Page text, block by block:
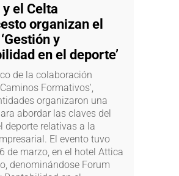
el Celta
organizan el
y
en el deporte’
de la colaboración
Formativos',
organizaron una
abordar las claves del
deporte relativas a la
El evento tuvo
de marzo, en el hotel Attica
denominándose Forum